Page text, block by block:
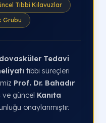
Tıbbi Kılavuzlar
Grubu
Tedavi
tıbbi süreçleri
Prof. Dr. Bahadır
ve güncel Kanıta
onaylanmıştır.